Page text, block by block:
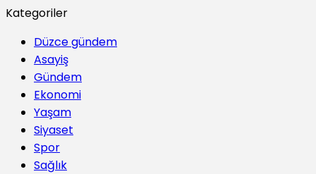
Kategoriler
Düzce gündem
Asayiş
Gündem
Ekonomi
Yaşam
Siyaset
Spor
Sağlık